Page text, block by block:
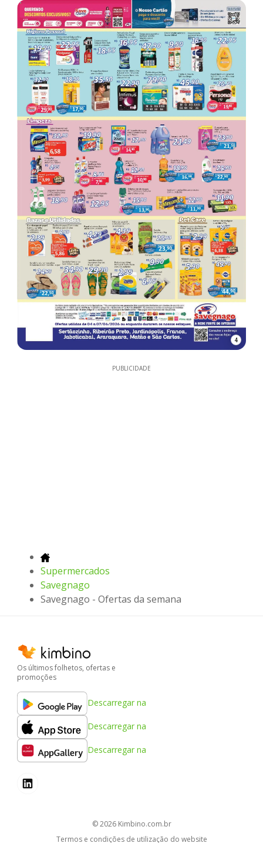
4
PUBLICIDADE
Supermercados
Savegnago
Savegnago - Ofertas da semana
Os últimos folhetos, ofertas e
promoções
Descarregar na
Descarregar na
Descarregar na
© 2026 kimbino.com.br
Termos e condições de utilização do website